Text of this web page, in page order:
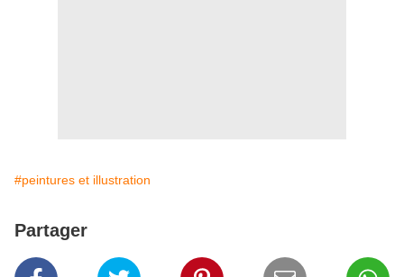
#peintures et illustration
Partager